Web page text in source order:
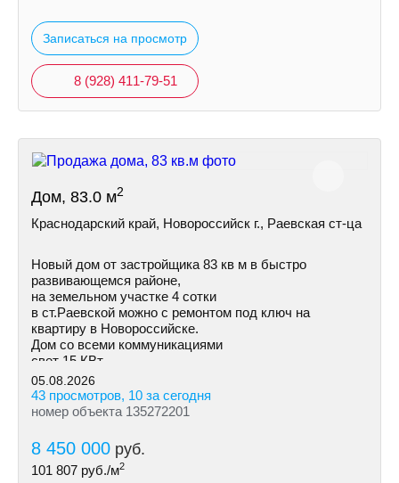
Записаться на просмотр
8 (928) 411-79-51
Дом, 83.0 м2
Краснодарский край, Новороссийск г., Раевская ст-ца
Новый дом от застройщика 83 кв м в быстро
развивающемся районе,
на земельном участке 4 сотки
в ст.Раевской можно с ремонтом под ключ на
квартиру в Новороссийске.
Дом со всеми коммуникациями
свет 15 КВт
индивидуальная скважина
септик
05.08.2026
43 просмотров, 10 за сегодня
номер объекта 135272201
8 450 000 руб.
101 807 руб./м2